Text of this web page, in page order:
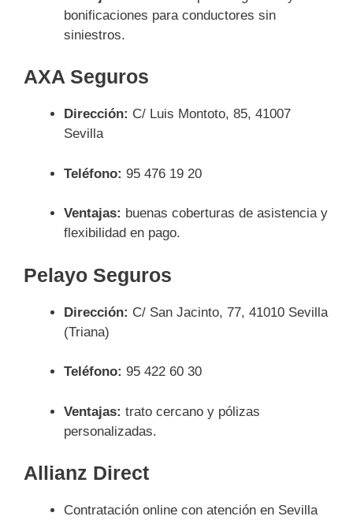
bonificaciones para conductores sin
siniestros.
AXA Seguros
Dirección: C/ Luis Montoto, 85, 41007
Sevilla
Teléfono: 95 476 19 20
Ventajas: buenas coberturas de asistencia y
flexibilidad en pago.
Pelayo Seguros
Dirección: C/ San Jacinto, 77, 41010 Sevilla
(Triana)
Teléfono: 95 422 60 30
Ventajas: trato cercano y pólizas
personalizadas.
Allianz Direct
Contratación online con atención en Sevilla